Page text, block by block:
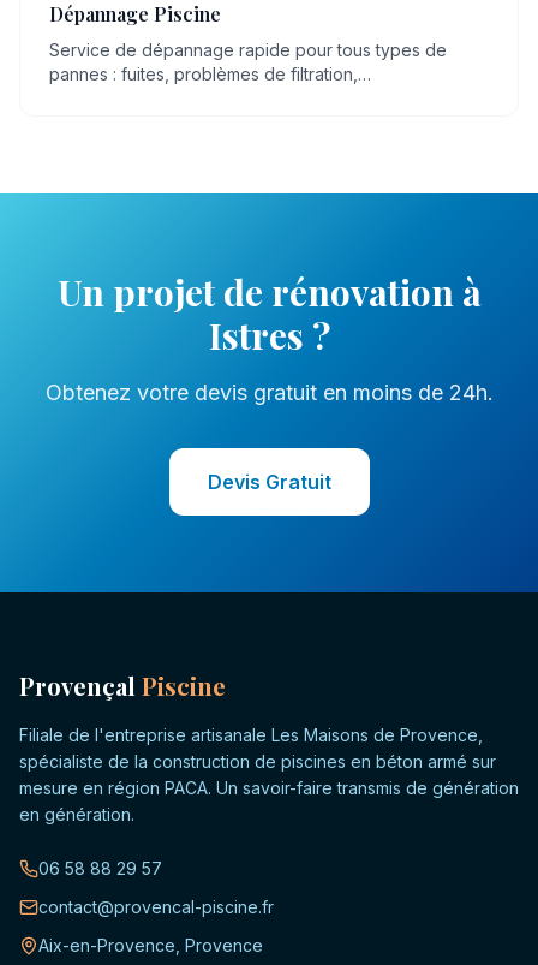
Dépannage Piscine
Service de dépannage rapide pour tous types de
pannes : fuites, problèmes de filtration,
Un projet de rénovationà
Istres ?
Obtenez votre devis gratuit en moins de 24h.
Devis Gratuit
Provençal Piscine
Filiale de l'entreprise artisanale Les Maisons de Provence,
spécialiste de la construction de piscines en béton armé sur
mesure en région PACA. Un savoir-faire transmis de génération
en génération.
06 58 88 29 57
contact@provencal-piscine.fr
Aix-en-Provence, Provence